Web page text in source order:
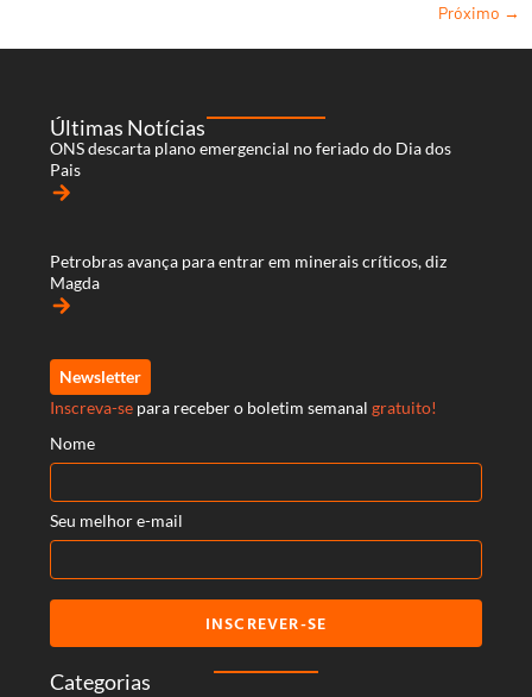
Próximo →
Categorias
Últimas Notícias
ONS descarta plano emergencial no feriado do Dia dos
Pais
arrow_forward
Petrobras avança para entrar em minerais críticos, diz
Magda
arrow_forward
Newsletter
Inscreva-se para receber o boletim semanal gratuito!
Nome
Seu melhor e-mail
INSCREVER-SE